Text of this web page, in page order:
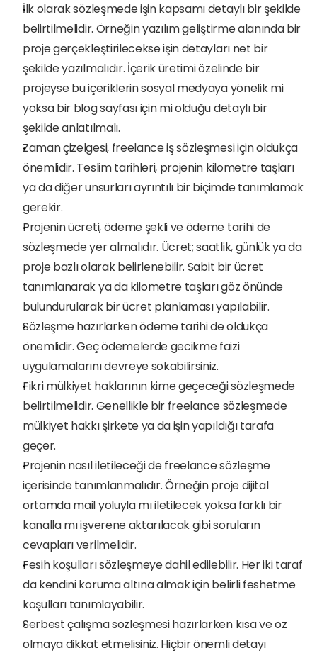
İlk olarak sözleşmede işin kapsamı detaylı bir şekilde
belirtilmelidir. Örneğin yazılım geliştirme alanında bir
proje gerçekleştirilecekse işin detayları net bir
şekilde yazılmalıdır. İçerik üretimi özelinde bir
projeyse bu içeriklerin sosyal medyaya yönelik mi
yoksa bir blog sayfası için mi olduğu detaylı bir
şekilde anlatılmalı.
Zaman çizelgesi, freelance iş sözleşmesi için oldukça
önemlidir. Teslim tarihleri, projenin kilometre taşları
ya da diğer unsurları ayrıntılı bir biçimde tanımlamak
gerekir.
Projenin ücreti, ödeme şekli ve ödeme tarihi de
sözleşmede yer almalıdır. Ücret; saatlik, günlük ya da
proje bazlı olarak belirlenebilir. Sabit bir ücret
tanımlanarak ya da kilometre taşları göz önünde
bulundurularak bir ücret planlaması yapılabilir.
Sözleşme hazırlarken ödeme tarihi de oldukça
önemlidir. Geç ödemelerde gecikme faizi
uygulamalarını devreye sokabilirsiniz.
Fikri mülkiyet haklarının kime geçeceği sözleşmede
belirtilmelidir. Genellikle bir freelance sözleşmede
mülkiyet hakkı şirkete ya da işin yapıldığı tarafa
geçer.
Projenin nasıl iletileceği de freelance sözleşme
içerisinde tanımlanmalıdır. Örneğin proje dijital
ortamda mail yoluyla mı iletilecek yoksa farklı bir
kanalla mı işverene aktarılacak gibi soruların
cevapları verilmelidir.
Fesih koşulları sözleşmeye dahil edilebilir. Her iki taraf
da kendini koruma altına almak için belirli feshetme
koşulları tanımlayabilir.
Serbest çalışma sözleşmesi hazırlarken kısa ve öz
olmaya dikkat etmelisiniz. Hiçbir önemli detayı